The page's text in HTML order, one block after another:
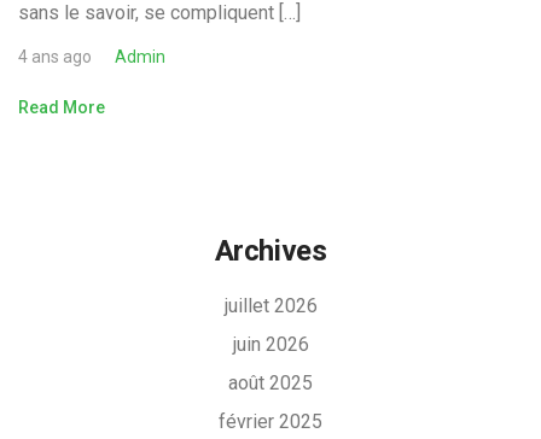
sans le savoir, se compliquent […]
4 ans ago Admin
Read More
Archives
juillet 2026
juin 2026
août 2025
février 2025